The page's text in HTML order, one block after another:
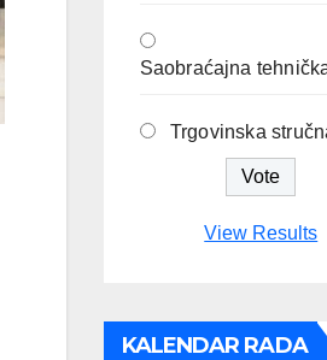
Saobraćajna
Trgovinska
View Results
KALENDAR RADA